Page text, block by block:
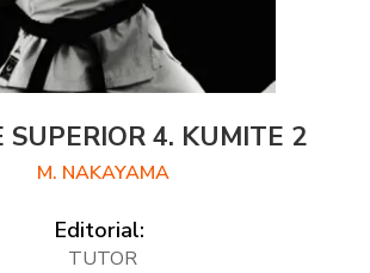
SUPERIOR 4. KUMITE 2
M. NAKAYAMA
Editorial:
TUTOR